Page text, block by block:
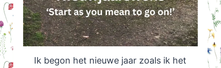
Ik begon het nieuwe jaar zoals ik het